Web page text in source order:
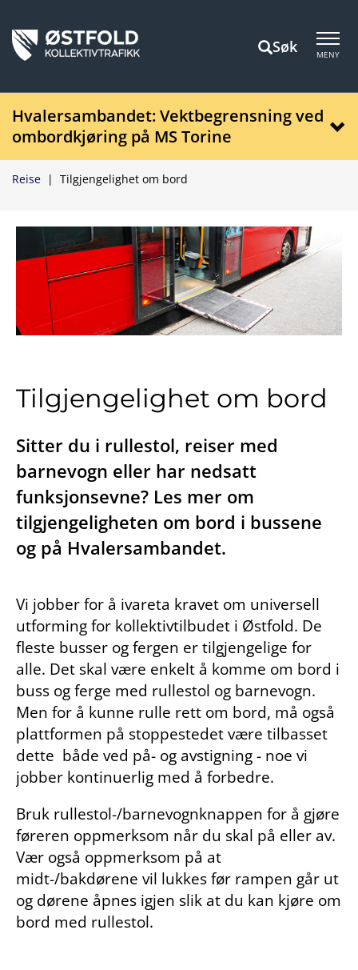
Søk MENY
Hvalersambandet: Vektbegrensning ved
ombordkjøring på MS Torine
Tilgjengelighet om bord
|
Reise
Tilgjengelighet om bord
Sitter du i rullestol, reiser med
barnevogn eller har nedsatt
funksjonsevne? Les mer om
tilgjengeligheten om bord i bussene
og på Hvalersambandet.
Vi jobber for å ivareta kravet om universell
utforming for kollektivtilbudet i Østfold. De
fleste busser og fergen er tilgjengelige for
alle. Det skal være enkelt å komme om bord i
buss og ferge med rullestol og barnevogn.
Men for å kunne rulle rett om bord, må også
plattformen på stoppestedet være tilbasset
dette både ved på- og avstigning - noe vi
jobber kontinuerlig med å forbedre.
Bruk rullestol-/barnevognknappen for å gjøre
føreren oppmerksom når du skal på eller av.
Vær også oppmerksom på at
midt-/bakdørene vil lukkes før rampen går ut
og dørene åpnes igjen slik at du kan kjøre om
bord med rullestol.